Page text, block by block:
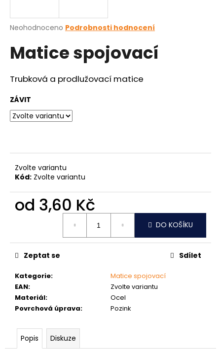
Průměrné
produktu
je
z
5
hvězdiček.
Neohodnoceno Podrobnosti hodnocení
Matice spojovací
Trubková a prodlužovací matice
ZÁVIT
Zvolte variantu
Kód: Zvolte variantu
od 3,60 Kč
DO KOŠÍKU
Kategorie:
Matice spojovací
EAN:
Zvolte variantu
Materiál:
Ocel
Povrchová úprava: Pozink
Zeptat se Sdílet
Popis Diskuze
j
t
?
D
o
p
o
u
j
e
e
NÝT
TRHACÍ
NÝTU
6MM
AL/ST